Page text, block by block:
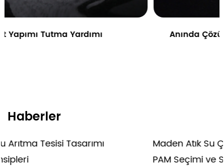
Anında Çözünür Yüksek Verimli
Haberler
Maden Atık Su Çözümleri: Arıtma
PAM Seçimi ve Suyun Yeniden Kullanımı